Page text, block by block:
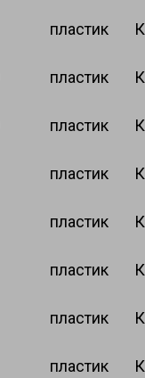
пластик
пластик
пластик
пластик
пластик
пластик
пластик
пластик